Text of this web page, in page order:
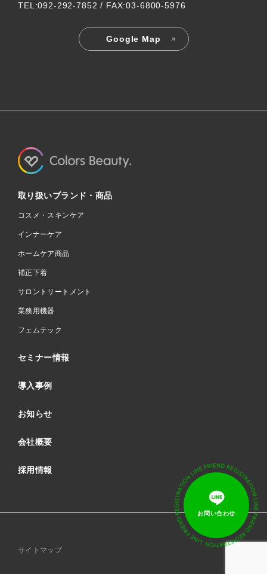
TEL:092-292-7852 / FAX:03-6800-5976
Google Map
取り扱いブランド・商品
コスメ・スキンケア
インナーケア
ホームケア商品
補正下着
サロントリートメント
業務用機器
フェムテック
セミナー情報
導入事例
お知らせ
会社概要
採用情報
サイトマップ